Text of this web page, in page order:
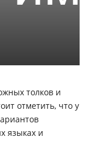
толков и
отметить, что у
языках и